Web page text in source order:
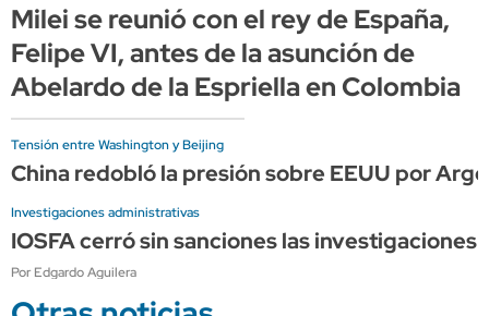
Milei se reunió con el rey de España,
Felipe VI, antes de la asunción de
Abelardo de la Espriella en Colombia
Tensión entre Washington y Beijing
China redobló la presión sobre EEUU por
Investigaciones administrativas
IOSFA cerró sin sanciones las
Por Edgardo Aguilera